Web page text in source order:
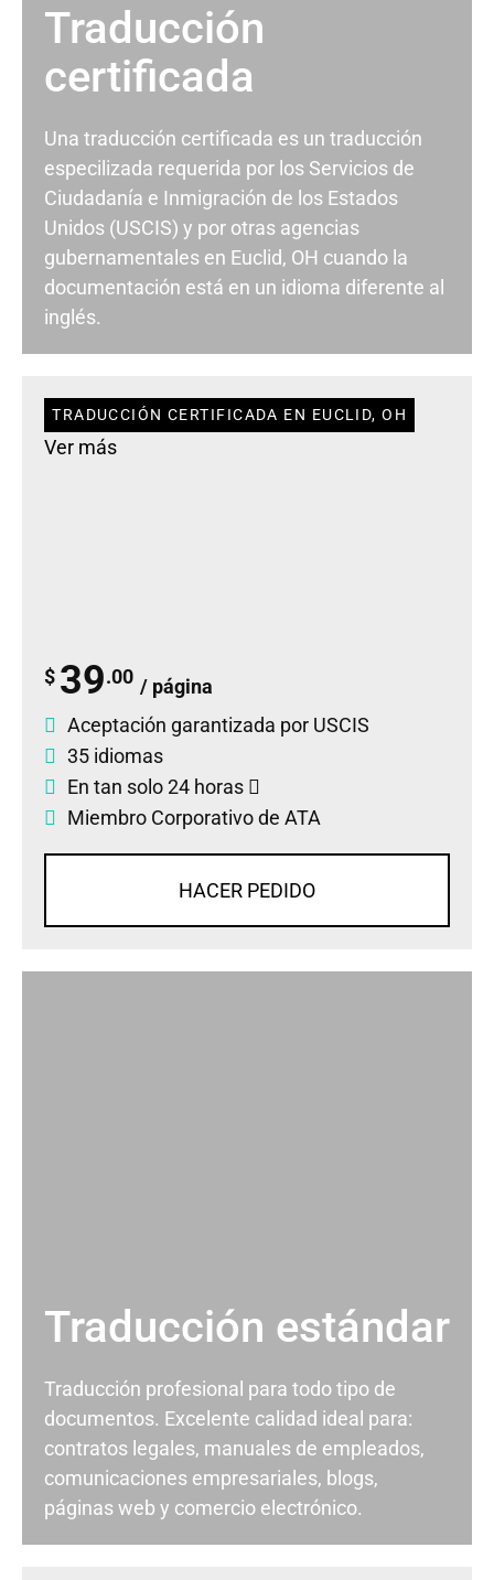
Traducción
certificada
Una traducción certificada es un traducción
especilizada requerida por los Servicios de
Ciudadanía e Inmigración de los Estados
Unidos (USCIS) y por otras agencias
gubernamentales en Euclid, OH cuando la
documentación está en un idioma diferente al
inglés.
TRADUCCIÓN CERTIFICADA EN EUCLID, OH
Ver más
$ 39.00 / página
Aceptación garantizada por USCIS
35 idiomas
En tan solo 24 horas
Miembro Corporativo de ATA
HACER PEDIDO
Traducción estándar
Traducción profesional para todo tipo de
documentos. Excelente calidad ideal para:
contratos legales, manuales de empleados,
comunicaciones empresariales, blogs,
páginas web y comercio electrónico.